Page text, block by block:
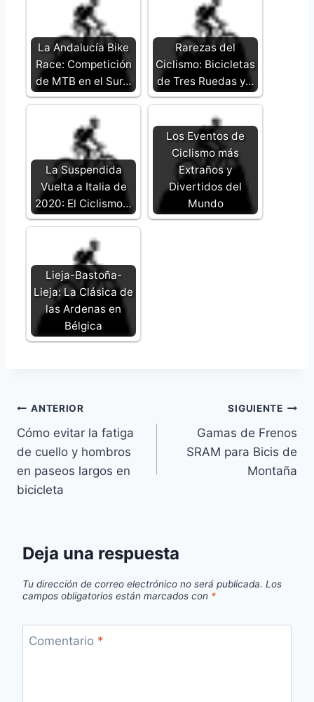
La Andalucía Bike
Race: Competición
de MTB en el Sur…
Rarezas del
Ciclismo: Bicicletas
de Tres Ruedas y…
La Suspendida
Vuelta a Italia de
2020: El Ciclismo…
Los Eventos de
Ciclismo más
Extraños y
Divertidos del
Mundo
Lieja-Bastoña-
Lieja: La Clásica de
las Ardenas en
Bélgica
Navegación
de
entradas
ANTERIOR
Cómo evitar la fatiga
de cuello y hombros
en paseos largos en
bicicleta
SIGUIENTE
Gamas de Frenos
SRAM para Bicis de
Montaña
Deja una respuesta
Tu dirección de correo electrónico no será publicada. Los
campos obligatorios están marcados con *
Comentario *